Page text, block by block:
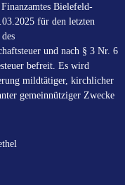
Bielefeld-
für den letzten
und nach § 3 Nr. 6
befreit. Es wird
mildtätiger, kirchlicher
gemeinnütziger Zwecke